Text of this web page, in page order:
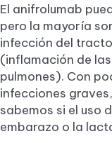
El anifrolumab
pero la mayoría
infección del
(inflamación de
pulmones). Con
infecciones
sabemos si el uso
embarazo o la